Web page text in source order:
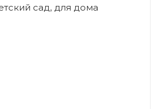
сад, для дома